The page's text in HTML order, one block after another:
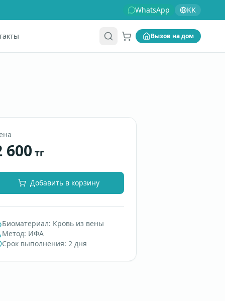
WhatsApp KK
Корзина
Вызов на дом
600 тг
Добавить в корзину
Биоматериал: Кровь из вены
Метод: ИФА
Срок выполнения: 2 дня